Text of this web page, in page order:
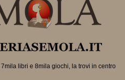
libri e 8mila giochi, la trovi in centro